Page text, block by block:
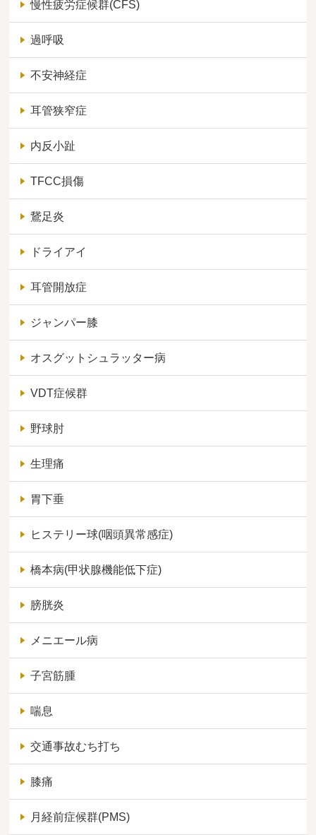
慢性疲労症候群(CFS)
過呼吸
不安神経症
耳管狭窄症
内反小趾
TFCC損傷
鵞足炎
ドライアイ
耳管開放症
ジャンパー膝
オスグットシュラッター病
VDT症候群
野球肘
生理痛
胃下垂
ヒステリー球(咽頭異常感症)
橋本病(甲状腺機能低下症)
膀胱炎
メニエール病
子宮筋腫
喘息
交通事故むち打ち
膝痛
月経前症候群(PMS)